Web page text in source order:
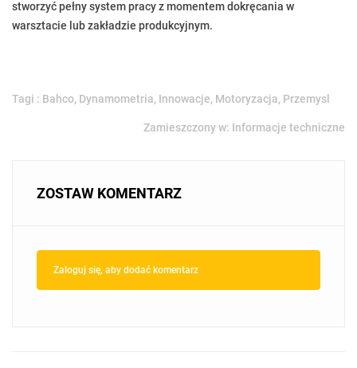
stworzyć pełny system pracy z momentem dokręcania w
warsztacie lub zakładzie produkcyjnym.
Tagi : Bahco, Dynamometria, Innowacje, Motoryzacja, Przemysl
Zamieszczony w: Informacje techniczne
ZOSTAW KOMENTARZ
Zaloguj się, aby dodać komentarz